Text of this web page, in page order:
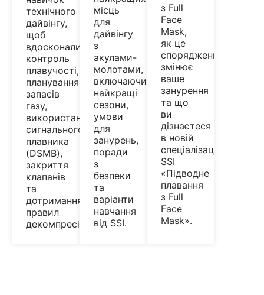
технічного
дайвінгу,
щоб
вдосконалити
контроль
плавучості,
планування
запасів
газу,
використання
сигнального
плавника
(DSMB),
закриття
клапанів
та
дотримання
правил
декомпресії.
місць
для
дайвінгу
з
акулами-
молотами,
включаючи
найкращі
сезони,
умови
для
занурень,
поради
з
безпеки
та
варіанти
навчання
від SSI.
з Full
Face
Mask,
як це
спорядження
змінює
ваше
занурення
та що
ви
дізнаєтеся
в новій
спеціалізації
SSI
«Підводне
плавання
з Full
Face
Mask».